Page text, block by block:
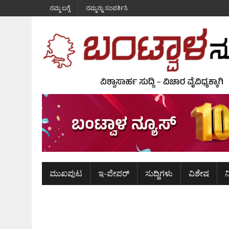
ನಮ್ಮ ಬಗ್ಗೆ ನಮ್ಮನ್ನು ಸಂಪರ್ಕಿಸಿ
ಮುಖಪುಟ ಇ-ಪೇಪರ್ ಸುದ್ದಿಗಳು ವಿಶೇಷ